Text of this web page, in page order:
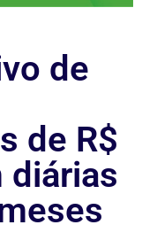
de
de R$
diárias